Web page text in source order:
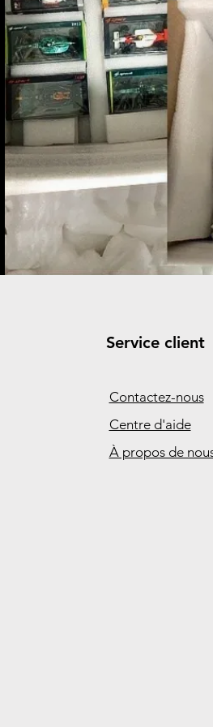
Service client
Contactez-nous
Centre d'aide
À propos de